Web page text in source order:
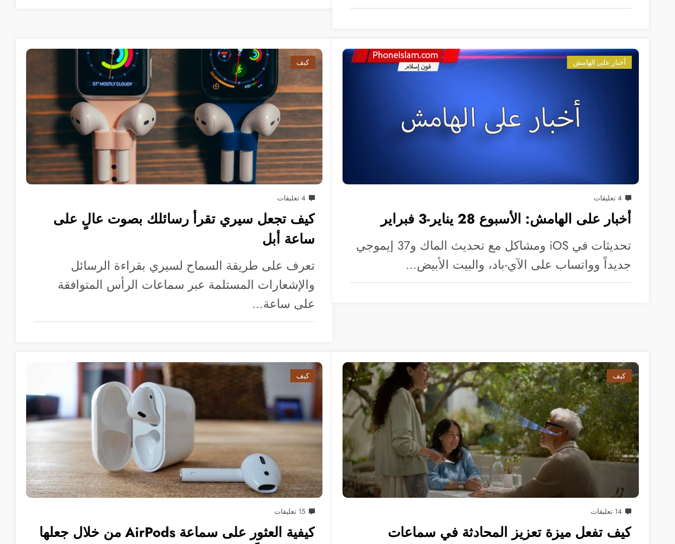
كيف
4 تعليقات
كيف تجعل سيري تقرأ رسائلك بصوت عالٍ على
ساعة أبل
تعرف على طريقة السماح لسيري بقراءة الرسائل
والإشعارات المستلمة عبر سماعات الرأس المتوافقة
على ساعة…
أخبار على الهامش
4 تعليقات
أخبار على الهامش: الأسبوع 28 يناير-3 فبراير
تحديثات في iOS ومشاكل مع تحديث الماك و37 إيموجي
جديداً وواتساب على الآي-باد، والبيت الأبيض…
كيف
15 تعليقات
كيفية العثور على سماعة AirPods من خلال جعلها
كيف
14 تعليقات
كيف تفعل ميزة تعزيز المحادثة في سماعات